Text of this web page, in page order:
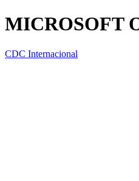
MICROSOFT
CDC Internacional